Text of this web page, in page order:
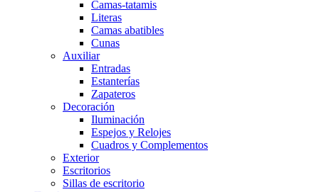
Camas-tatamis
Literas
Camas abatibles
Cunas
Auxiliar
Entradas
Estanterías
Zapateros
Decoración
Iluminación
Espejos y Relojes
Cuadros y Complementos
Exterior
Escritorios
Sillas de escritorio